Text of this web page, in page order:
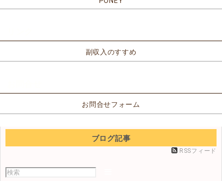
副収入のすすめ
お問合せフォーム
ブログ記事
RSSフィード